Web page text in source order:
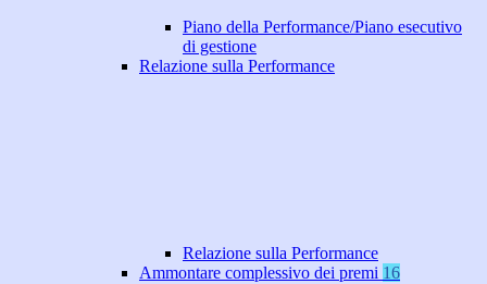
Piano della Performance/Piano esecutivo
di gestione
Relazione sulla Performance
Relazione sulla Performance
Ammontare complessivo dei premi 16